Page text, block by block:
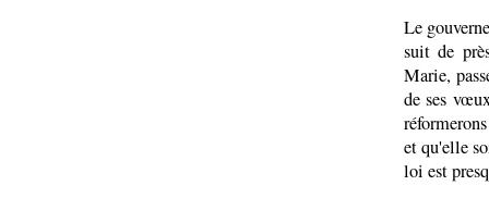
Le
suit de
Marie,
de ses
et qu'elle
loi est